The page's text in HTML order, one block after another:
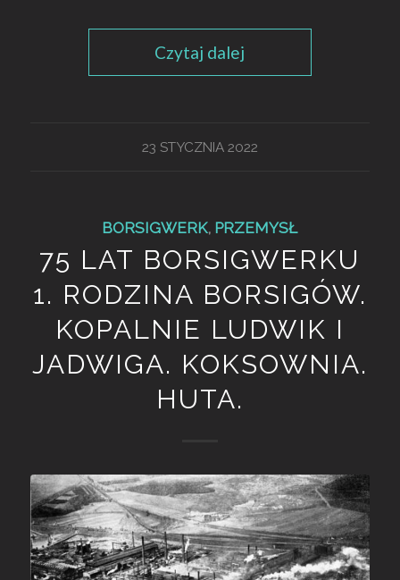
Czytaj dalej
23 STYCZNIA 2022
BORSIGWERK, PRZEMYSŁ
75 LAT BORSIGWERKU
1. RODZINA BORSIGÓW.
KOPALNIE LUDWIK I
JADWIGA. KOKSOWNIA.
HUTA.